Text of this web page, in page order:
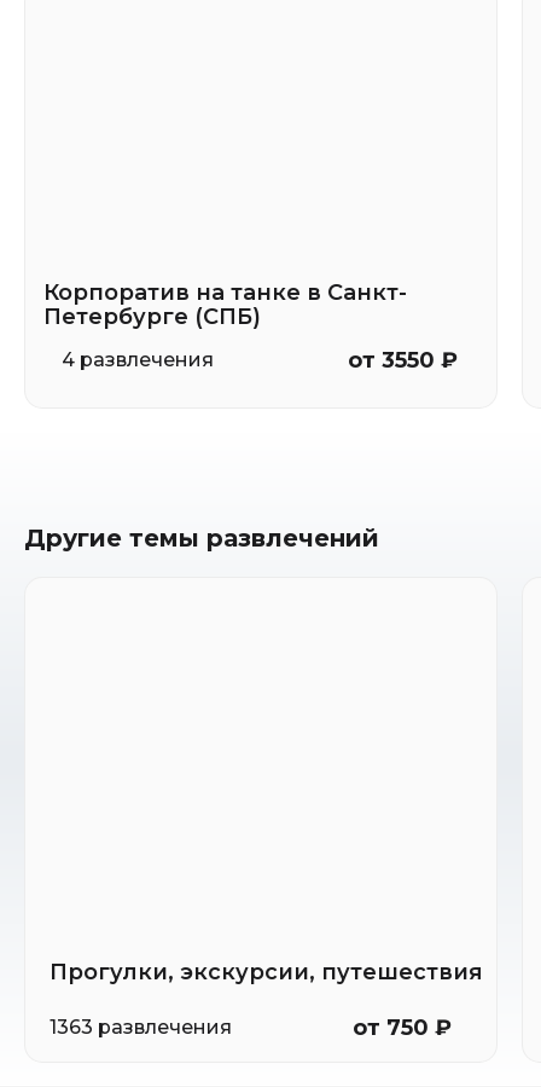
Корпоратив на танке в Санкт-
Петербурге (СПБ)
4 развлечения от 3550 ₽
Другие темы развлечений
Прогулки, экскурсии, путешествия
1363 развлечения от 750 ₽